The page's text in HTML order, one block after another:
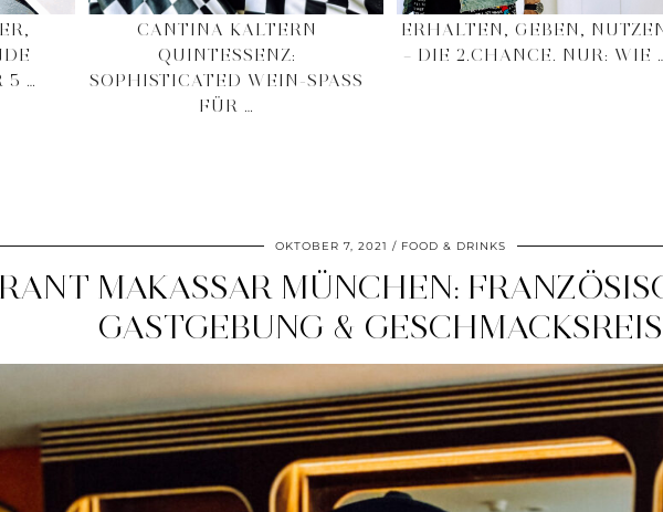
5 …
CANTINA KALTERN
QUINTESSENZ:
SOPHISTICATED WEIN-SPASS F
ÜR …
ERHALTEN, GEBEN,
– DIE 2.CHANCE. NUR: WIE
OKTOBER 7, 2021 FOOD & DRINKS
MAKASSAR MÜNCHEN:
GASTGEBUNG &